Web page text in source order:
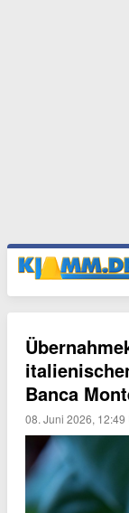
Banca
08. Juni 2026, 12:49